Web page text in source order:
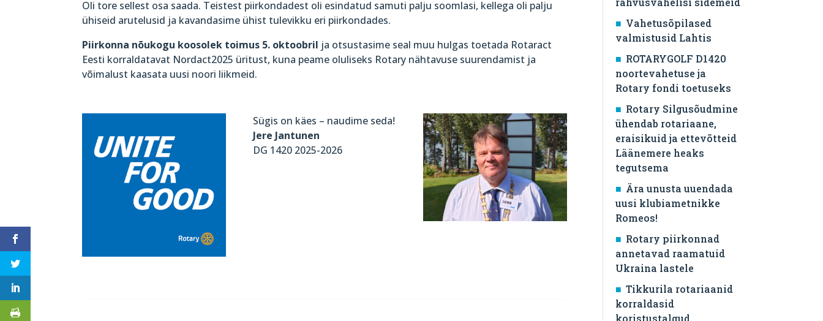
Oli tore sellest osa saada. Teistest piirkondadest oli esindatud samuti palju soomlasi, kellega oli palju
ühiseid arutelusid ja kavandasime ühist tulevikku eri piirkondades.
Piirkonna nõukogu koosolek toimus 5. oktoobril ja otsustasime seal muu hulgas toetada Rotaract
Eesti korraldatavat Nordact2025 üritust, kuna peame oluliseks Rotary nähtavuse suurendamist ja
võimalust kaasata uusi noori liikmeid.
Sügis on käes – naudime seda!
Jere Jantunen
DG 1420 2025-2026
Vahetusõpilased
valmistusid Lahtis
ROTARYGOLF D1420
noortevahetuse ja
Rotary fondi toetuseks
Rotary Silgusõudmine
ühendab rotariaane,
eraisikuid ja ettevõtteid
Läänemere heaks
tegutsema
Ära unusta uuendada
uusi klubiametnikke
Romeos!
Rotary piirkonnad
annetavad raamatuid
Ukraina lastele
Tikkurila rotariaanid
korraldasid
koristustalgud